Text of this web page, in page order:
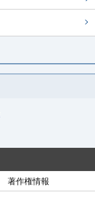
著作権情報